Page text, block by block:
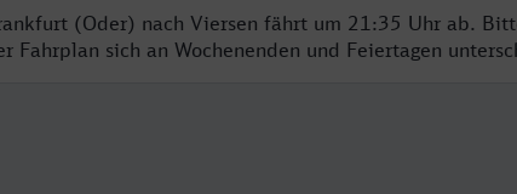
(Oder) nach Viersen fährt um 21:35 Uhr ab.
Fahrplan sich an Wochenenden und Feiertagen